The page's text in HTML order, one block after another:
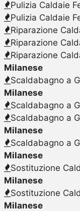
Pulizia Caldaie
Pulizia Caldaie
Riparazione
Riparazione
Riparazione
Milanese
Scaldabagno a
Milanese
Scaldabagno a
Scaldabagno a
Milanese
Scaldabagno a
Milanese
Sostituzione
Milanese
Sostituzione
Milanese